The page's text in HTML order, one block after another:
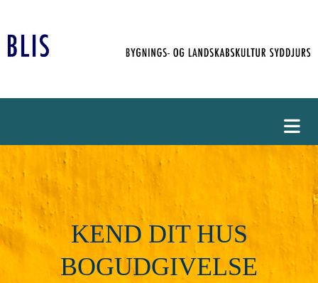
KEND DIT HUS
BOGUDGIVELSE